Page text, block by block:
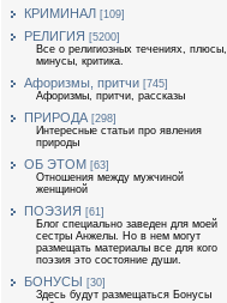
КРИМИНАЛ [109]
РЕЛИГИЯ [5200]
Все о религиозных течениях, плюсы,
минусы, критика.
Афоризмы, притчи [745]
Афоризмы, притчи, рассказы
ПРИРОДА [298]
Интересные статьи про явления
природы
ОБ ЭТОМ [63]
Отношения между мужчиной
женщиной
ПОЭЗИЯ [61]
Блог специально заведен для моей
сестры Анжелы. Но в нем могут
размещать материалы все для кого
поэзия это состояние души.
БОНУСЫ [30]
Здесь будут размещаться Бонусы